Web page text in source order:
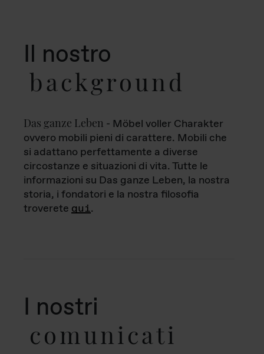
Il nostro
background
Das ganze Leben - Möbel voller Charakter
ovvero mobili pieni di carattere. Mobili che
si adattano perfettamente a diverse
circostanze e situazioni di vita. Tutte le
informazioni su Das ganze Leben, la nostra
storia, i fondatori e la nostra filosofia
troverete qui.
I nostri
comunicati